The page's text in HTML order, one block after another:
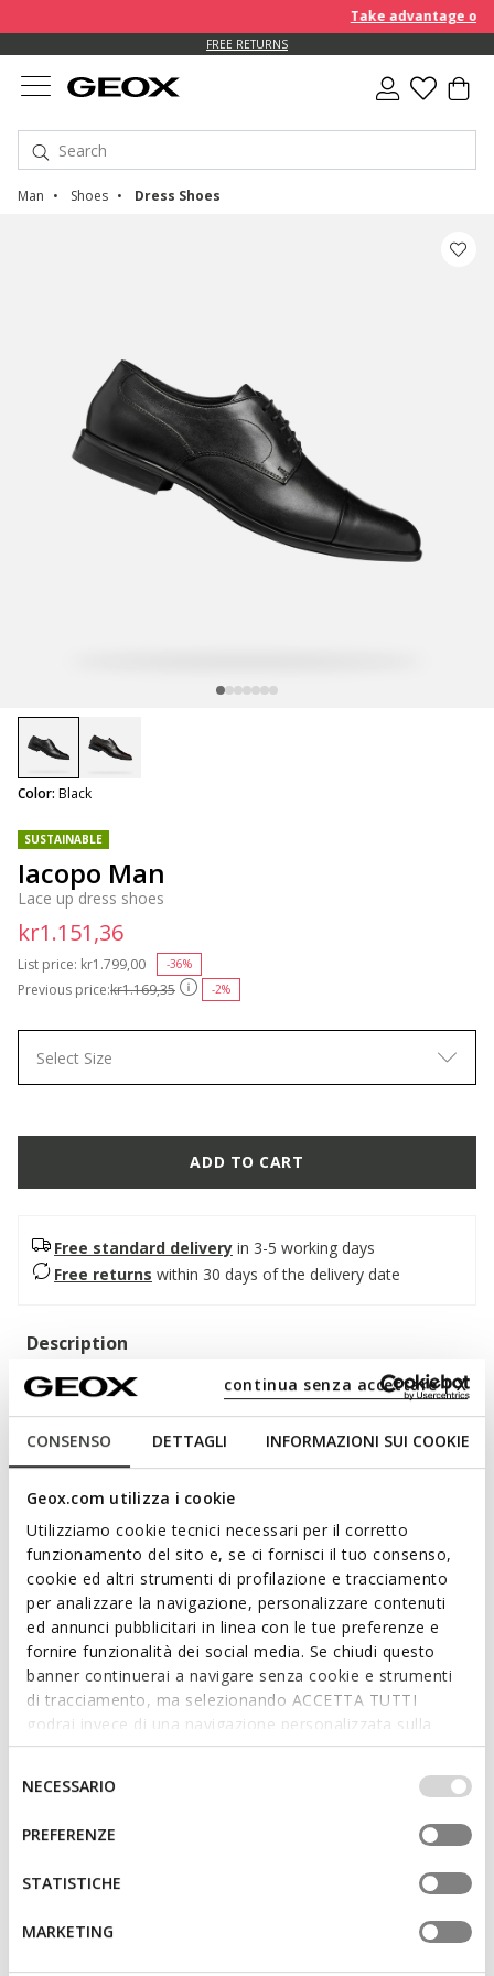
CONSENSO DETTAGLI INFORMAZIONI SUI COOKIE
Geox.com utilizza i cookie
Utilizziamo cookie tecnici necessari per il corretto
funzionamento del sito e, se ci fornisci il tuo consenso,
cookie ed altri strumenti di profilazione e tracciamento
per analizzare la navigazione, personalizzare contenuti
ed annunci pubblicitari in linea con le tue preferenze e
fornire funzionalità dei social media. Se chiudi questo
banner continuerai a navigare senza cookie e strumenti
di tracciamento, ma selezionando ACCETTA TUTTI
godrai invece di una navigazione personalizzata sulla
base dei tuoi gusti ed interessi. Selezionando
IMPOSTAZIONI potrai anche scegliere quali cookies ed
altri strumenti di tracciamento autorizzare. Per maggiori
informazioni o per modificare in qualsiasi momento le
tue impostazioni, visita la nostra
del
consenso
NECESSARIO
PREFERENZE
STATISTICHE
MARKETING
continua senza accettare | X
Take advantage of an
FREE RETURNS
Man Shoes Dress Shoes
SUSTAINABLE
Iacopo Man
Lace up dress shoes
Previous price:kr1.169,35 -2%
List price: Price reduced from
kr1.799,00 -36%
kr1.151,36
Color: Black
selected
Select Size
ADD TO CART
Free standard delivery in 3-5 working days
Free returns within 30 days of the delivery date
Description
A formal men's shoe that combines comfort and impeccable
leather upper and a tapered line that enhances its elegance.
ITEM CODE: U659GB00043C9999
Features
By purchasing this product, you are
supporting Leather Working Group certified
tanneries
Lace fastening; Removable insole
Technologies